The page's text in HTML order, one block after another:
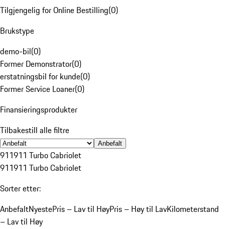
Tilgjengelig for Online Bestilling(0)
Brukstype
demo-bil(0)
Former Demonstrator(0)
erstatningsbil for kunde(0)
Former Service Loaner(0)
Finansieringsprodukter
Tilbakestill alle filtre
Anbefalt
911911 Turbo Cabriolet
911911 Turbo Cabriolet
Sorter etter:
AnbefaltNyestePris – Lav til HøyPris – Høy til LavKilometerstand
– Lav til Høy